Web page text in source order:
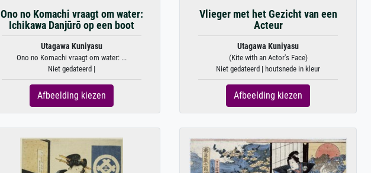
Ono no Komachi vraagt om water:
Ichikawa Danjūrō op een boot
Utagawa Kuniyasu
Ono no Komachi vraagt om water: ...
Niet gedateerd |
Afbeelding kiezen
Vlieger met het Gezicht van een
Acteur
Utagawa Kuniyasu
(Kite with an Actor's Face)
Niet gedateerd | houtsnede in kleur
Afbeelding kiezen